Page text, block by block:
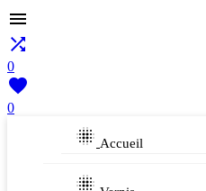


0

0
 Accueil
